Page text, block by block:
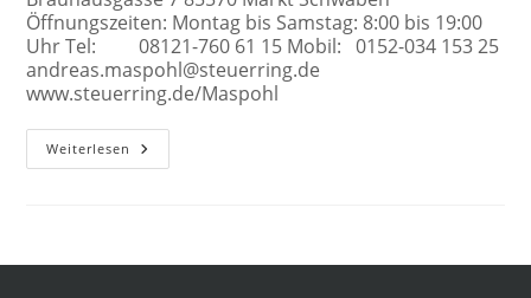
Öffnungszeiten: Montag bis Samstag: 8:00 bis 19:00
Uhr Tel: 08121-760 61 15 Mobil: 0152-034 153 25
andreas.maspohl@steuerring.de
www.steuerring.de/Maspohl
Weiterlesen Lohn-
Und